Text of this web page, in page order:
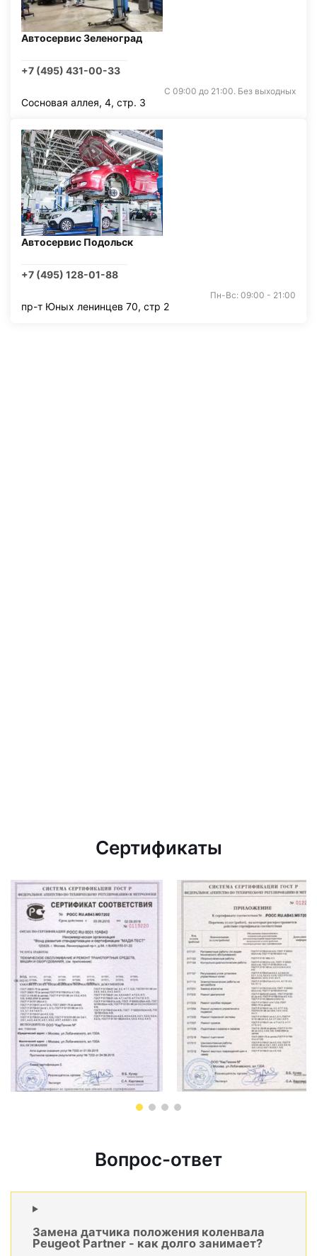
Автосервис Зеленоград
+7 (495) 431-00-33
С 09:00 до 21:00. Без выходных
Сосновая аллея, 4, стр. 3
Автосервис Подольск
+7 (495) 128-01-88
Пн-Вс: 09:00 - 21:00
пр-т Юных ленинцев 70, стр 2
Сертификаты
Вопрос-ответ
Замена датчика положения коленвала
Peugeot Partner - как долго занимает?